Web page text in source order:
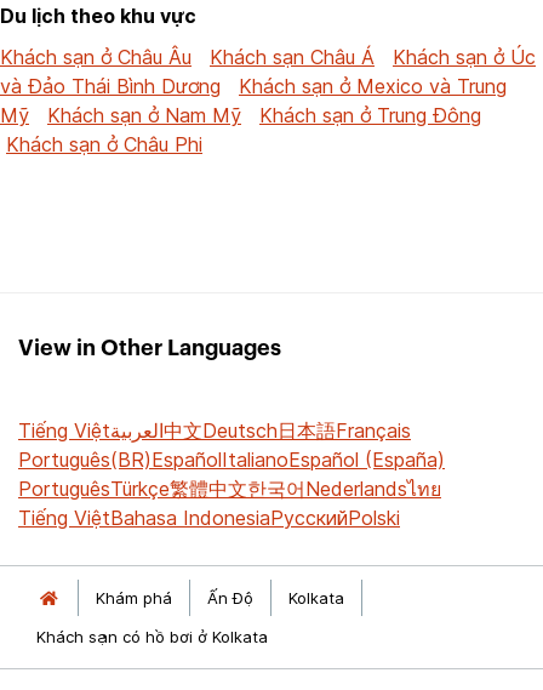
Du lịch theo khu vực
Khách sạn ở Châu Âu
Khách sạn Châu Á
Khách sạn ở Úc
và Đảo Thái Bình Dương
Khách sạn ở Mexico và Trung
Mỹ
Khách sạn ở Nam Mỹ
Khách sạn ở Trung Đông
Khách sạn ở Châu Phi
View in Other Languages
Tiếng Việtالعربية中文Deutsch日本語Français
Português(BR)EspañolItalianoEspañol (España)
PortuguêsTürkçe繁體中文한국어Nederlandsไทย
Tiếng ViệtBahasa IndonesiaРусскийPolski
Khám phá Ấn Độ
Kolkata
Khách sạn có hồ bơi ở Kolkata